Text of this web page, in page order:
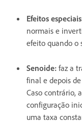
Efeitos especiais
normais e
efeito quando o
Senoide: faz a
final e depois
Caso contrário,
configuração
uma taxa